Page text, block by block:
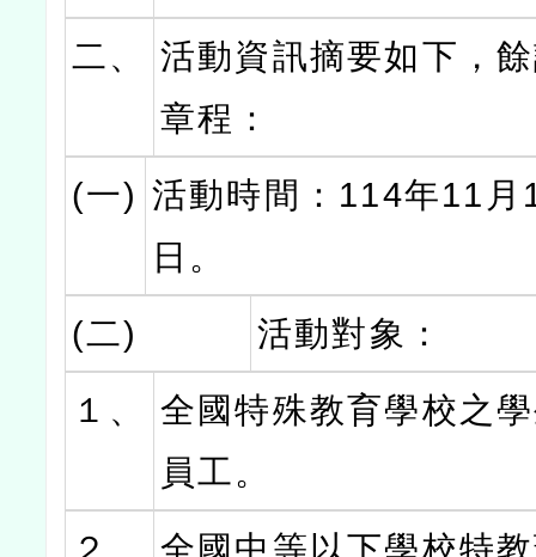
二、
活動資訊摘要如下，
章程：
(一) 活動時間：114年11月
日。
(二)
活動對象：
１、
全國特殊教育學校之
員工。
２、
全國中等以下學校特